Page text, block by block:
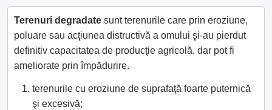
Terenuri degradate sunt terenurile care prin eroziune,
poluare sau acţiunea distructivă a omului şi-au pierdut
definitiv capacitatea de producţie agricolă, dar pot fi
ameliorate prin împădurire.
terenurile cu eroziune de suprafaţă foarte puternică
şi excesivă;